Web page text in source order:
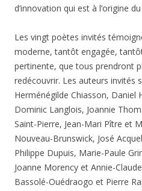
d’innovation qui est à l’origine
Les vingt poètes invités
moderne, tantôt engagée,
pertinente, que tous prendront
redécouvrir. Les auteurs invités
Herménégilde Chiasson, Daniel
Dominic Langlois, Joannie
Saint-Pierre, Jean-Mari Pître et
Nouveau-Brunswick, José
Philippe Dupuis, Marie-Paule
Joanne Morency et Annie-
Bassolé-Ouédraogo et Pierre